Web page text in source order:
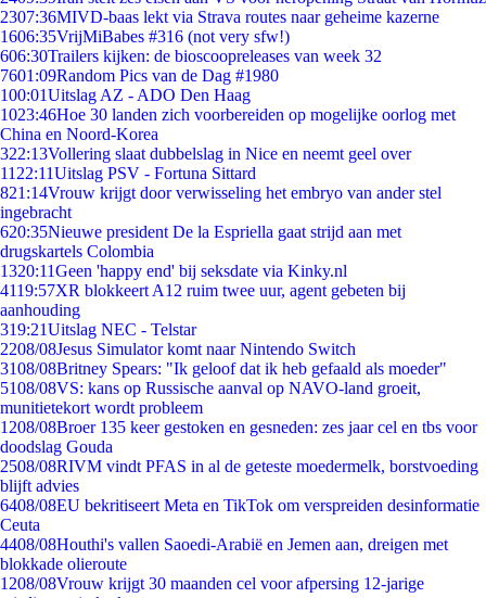
2307:36MIVD-baas lekt via Strava routes naar geheime kazerne
1606:35VrijMiBabes #316 (not very sfw!)
606:30Trailers kijken: de bioscoopreleases van week 32
7601:09Random Pics van de Dag #1980
100:01Uitslag AZ - ADO Den Haag
1023:46Hoe 30 landen zich voorbereiden op mogelijke oorlog met
China en Noord-Korea
322:13Vollering slaat dubbelslag in Nice en neemt geel over
11 22:11Uitslag PSV - Fortuna Sittard
821:14Vrouw krijgt door verwisseling het embryo van ander stel
ingebracht
620:35Nieuwe president De la Espriella gaat strijd aan met
drugskartels Colombia
1320:11Geen 'happy end' bij seksdate via Kinky.nl
4119:57XR blokkeert A12 ruim twee uur, agent gebeten bij
aanhouding
319:21Uitslag NEC - Telstar
2208/08Jesus Simulator komt naar Nintendo Switch
3108/08Britney Spears: "Ik geloof dat ik heb gefaald als moeder"
5108/08VS: kans op Russische aanval op NAVO-land groeit,
munitietekort wordt probleem
1208/08Broer 135 keer gestoken en gesneden: zes jaar cel en tbs voor
doodslag Gouda
2508/08RIVM vindt PFAS in al de geteste moedermelk, borstvoeding
blijft advies
6408/08EU bekritiseert Meta en TikTok om verspreiden desinformatie
Ceuta
4408/08Houthi's vallen Saoedi-Arabië en Jemen aan, dreigen met
blokkade olieroute
1208/08Vrouw krijgt 30 maanden cel voor afpersing 12-jarige